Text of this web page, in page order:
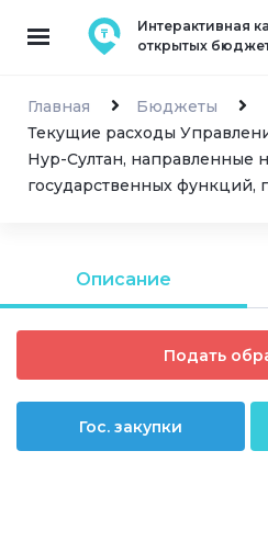
Интерактивная
открытых
Главная
Бюджеты
Текущие расходы
Нур-Султан, направленные
государственных функций,
Описание
Подать
Гос. закупки